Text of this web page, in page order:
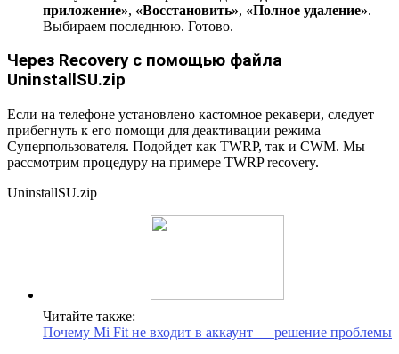
приложение», «Восстановить», «Полное удаление».
Выбираем последнюю. Готово.
Через Recovery с помощью файла
UninstallSU.zip
Если на телефоне установлено кастомное рекавери, следует
прибегнуть к его помощи для деактивации режима
Суперпользователя. Подойдет как TWRP, так и CWM. Мы
рассмотрим процедуру на примере TWRP recovery.
UninstallSU.zip
Читайте также:
Почему Mi Fit не входит в аккаунт — решение проблемы